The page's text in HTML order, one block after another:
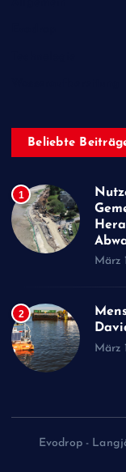
Beliebte
1
März
2
März
Evodrop -